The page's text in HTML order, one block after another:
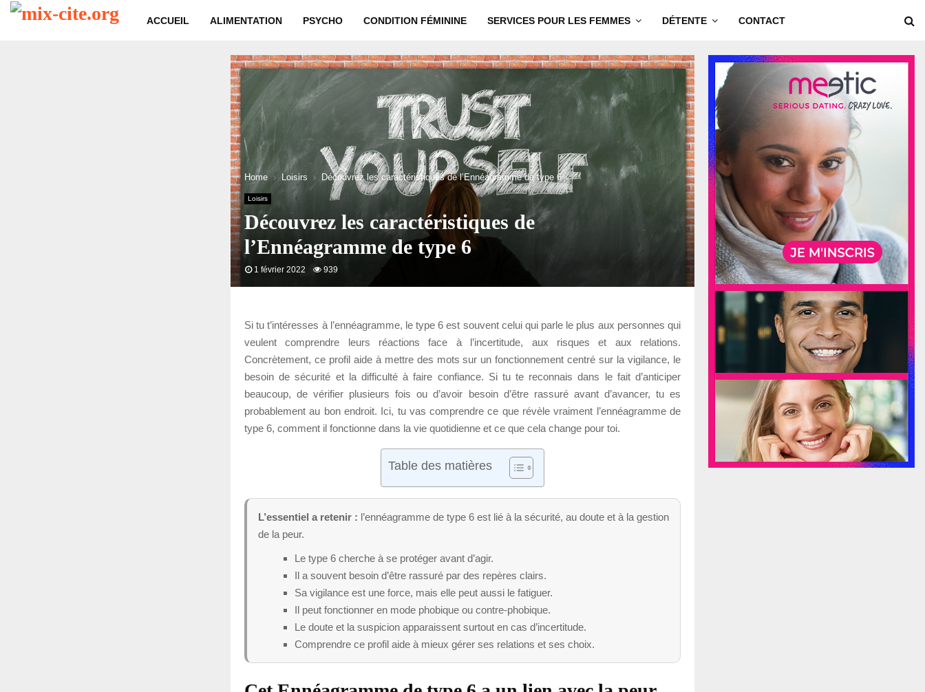
ACCUEIL ALIMENTATION PSYCHO CONDITION FÉMININE SERVICES POUR LES FEMMES DÉTENTE CONTACT
Home Loisirs Découvrez les caractéristiques de l’Ennéagramme de type 6
Loisirs
Découvrez les caractéristiques de
l’Ennéagramme de type 6
1 février 2022 939
Si tu t’intéresses à l’ennéagramme, le type 6 est souvent celui qui parle le plus aux personnes qui
veulent comprendre leurs réactions face à l’incertitude, aux risques et aux relations.
Concrètement, ce profil aide à mettre des mots sur un fonctionnement centré sur la vigilance, le
besoin de sécurité et la difficulté à faire confiance. Si tu te reconnais dans le fait d’anticiper
beaucoup, de vérifier plusieurs fois ou d’avoir besoin d’être rassuré avant d’avancer, tu es
probablement au bon endroit. Ici, tu vas comprendre ce que révèle vraiment l’ennéagramme de
type 6, comment il fonctionne dans la vie quotidienne et ce que cela change pour toi.
Table des matières
L’essentiel a retenir : l’ennéagramme de type 6 est lié à la sécurité, au doute et à la gestion
de la peur.
Le type 6 cherche à se protéger avant d’agir.
Il a souvent besoin d’être rassuré par des repères clairs.
Sa vigilance est une force, mais elle peut aussi le fatiguer.
Il peut fonctionner en mode phobique ou contre-phobique.
Le doute et la suspicion apparaissent surtout en cas d’incertitude.
Comprendre ce profil aide à mieux gérer ses relations et ses choix.